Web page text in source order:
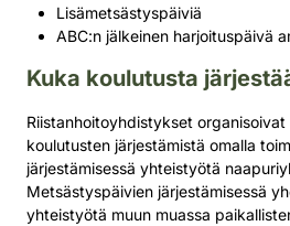
Lisämetsästyspäiviä
ABC:n jälkeinen harjoituspäivä
Kuka koulutusta
Riistanhoitoyhdistykset
koulutusten järjestämistä omalla
järjestämisessä yhteistyötä
Metsästyspäivien järjestämisessä
yhteistyötä muun muassa